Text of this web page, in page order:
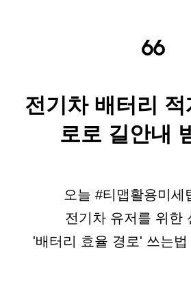
전기차 배터리
로로 길안내
오늘 #티맵활용미세
전기차 유저를 위한
'배터리 효율 경로' 쓰는법